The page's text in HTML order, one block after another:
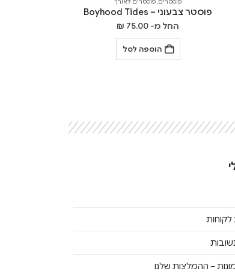
פוסטרים,פוסטרים לאורך
פוסטר צבעוני – Boyhood Tides
החל מ- ₪ 75.00
הוספה לסל
לקוחות
– ההמלצות שלנו